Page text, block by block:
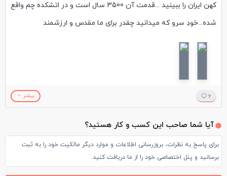
کهن ایران را ببینید ...قدمت آن 3500 سال است و در اتشکده چم واقع
شده...خودِ سرو که میدانید چقدر برای ما مقدس و ارزشمند
است...قدمتش را اضافه کنید تا ارزش آن را بیشتر دریابید .
6 بیشتر
آیا شما صاحب این کسب و کار هستید؟
برای پاسخ به نظرات، بروزرسانی اطلاعات و موارد دیگر مالکیت خود را به ثبت
برسانید و پنل اختصاصی خود را از ما دریافت کنید.